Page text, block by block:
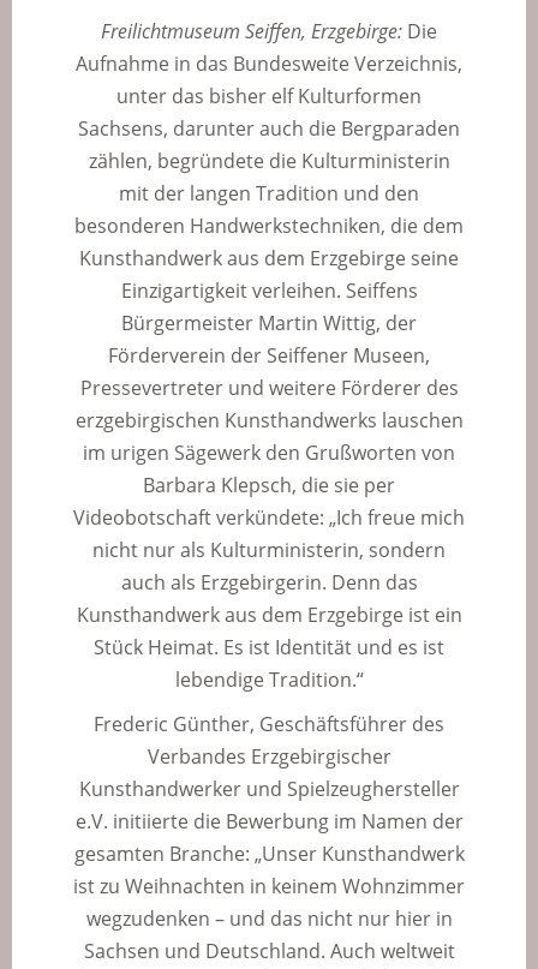
Freilichtmuseum Seiffen, Erzgebirge: Die
Aufnahme in das Bundesweite Verzeichnis,
unter das bisher elf Kulturformen
Sachsens, darunter auch die Bergparaden
zählen, begründete die Kulturministerin
mit der langen Tradition und den
besonderen Handwerkstechniken, die dem
Kunsthandwerk aus dem Erzgebirge seine
Einzigartigkeit verleihen. Seiffens
Bürgermeister Martin Wittig, der
Förderverein der Seiffener Museen,
Pressevertreter und weitere Förderer des
erzgebirgischen Kunsthandwerks lauschen
im urigen Sägewerk den Grußworten von
Barbara Klepsch, die sie per
Videobotschaft verkündete: „Ich freue mich
nicht nur als Kulturministerin, sondern
auch als Erzgebirgerin. Denn das
Kunsthandwerk aus dem Erzgebirge ist ein
Stück Heimat. Es ist Identität und es ist
lebendige Tradition.“
Frederic Günther, Geschäftsführer des
Verbandes Erzgebirgischer
Kunsthandwerker und Spielzeughersteller
e.V. initiierte die Bewerbung im Namen der
gesamten Branche: „Unser Kunsthandwerk
ist zu Weihnachten in keinem Wohnzimmer
wegzudenken – und das nicht nur hier in
Sachsen und Deutschland. Auch weltweit